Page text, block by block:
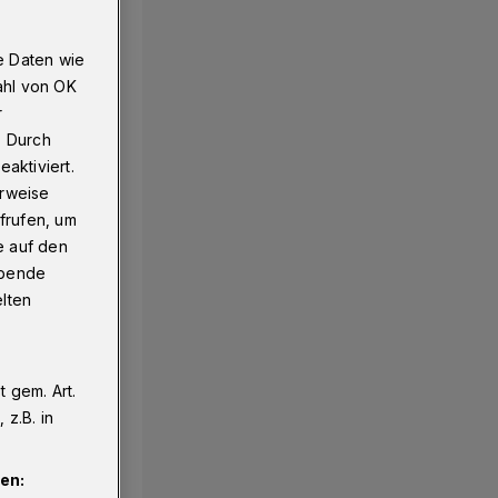
Daten wie
von OK
Durch
um
auf den
gem. Art.
z.B. in